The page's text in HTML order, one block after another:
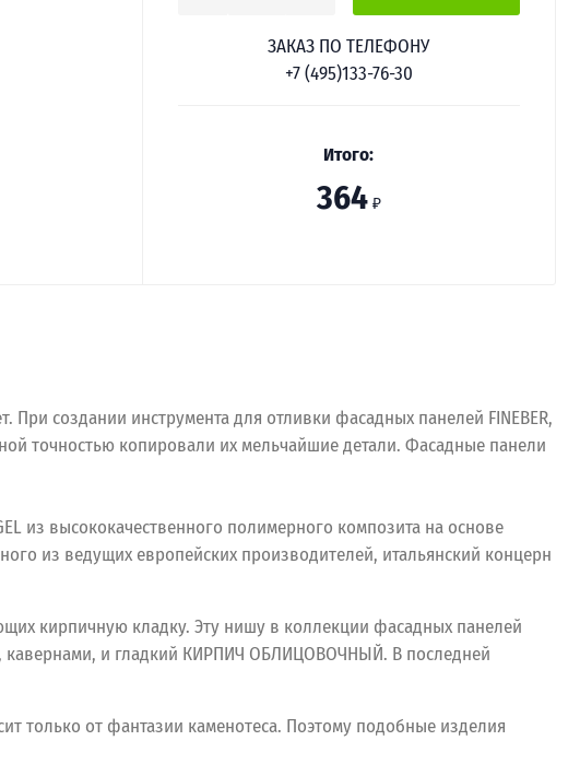
ЗАКАЗ ПО ТЕЛЕФОНУ
+7 (495)133-76-30
Итого:
364 ₽
создании инструмента для отливки фасадных панелей FINEBER,
точностью копировали их мельчайшие детали. Фасадные панели
из высококачественного полимерного композита на основе
из ведущих европейских производителей, итальянский концерн
кирпичную кладку. Эту нишу в коллекции фасадных панелей
кавернами, и гладкий КИРПИЧ ОБЛИЦОВОЧНЫЙ. В последней
только от фантазии каменотеса. Поэтому подобные изделия